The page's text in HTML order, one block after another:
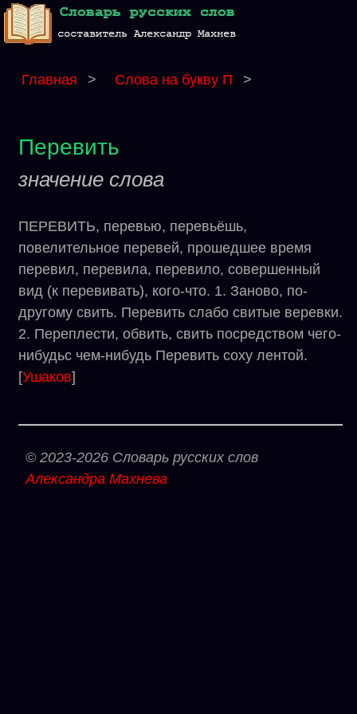
Главная > Слова на букву П >
Перевить
значение слова
ПЕРЕВИТЬ, перевью, перевьёшь,
повелительное перевей, прошедшее время
перевил, перевила, перевило, совершенный
вид (к перевивать), кого-что. 1. Заново, по-
другому свить. Перевить слабо свитые веревки.
2. Переплести, обвить, свить посредством чего-
нибудьс чем-нибудь Перевить соху лентой.
[Ушаков]
© 2023-2026 Словарь русских слов
Александра Махнева